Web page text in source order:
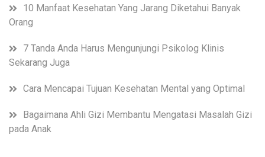
10 Manfaat Kesehatan Yang Jarang Diketahui Banyak
Orang
7 Tanda Anda Harus Mengunjungi Psikolog Klinis
Sekarang Juga
Cara Mencapai Tujuan Kesehatan Mental yang Optimal
Bagaimana Ahli Gizi Membantu Mengatasi Masalah Gizi
pada Anak